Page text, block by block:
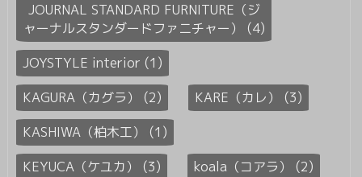
JOURNAL STANDARD FURNITURE（ジ
ャーナルスタンダードファニチャー） (4)
JOYSTYLE interior (1)
KAGURA（カグラ） (2)
KARE（カレ） (3)
KASHIWA（柏木工） (1)
KEYUCA（ケユカ） (3)
koala（コアラ） (2)